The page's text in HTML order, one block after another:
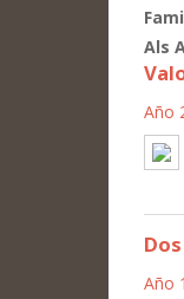
Als
Año
Año